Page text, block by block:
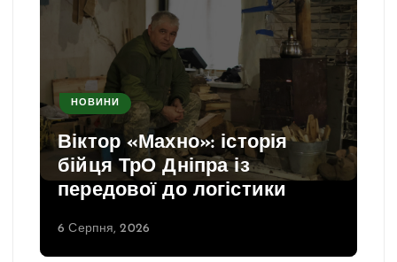
НОВИНИ
Віктор «Махно»: історія
бійця ТрО Дніпра із
передової до логістики
6 Серпня, 2026